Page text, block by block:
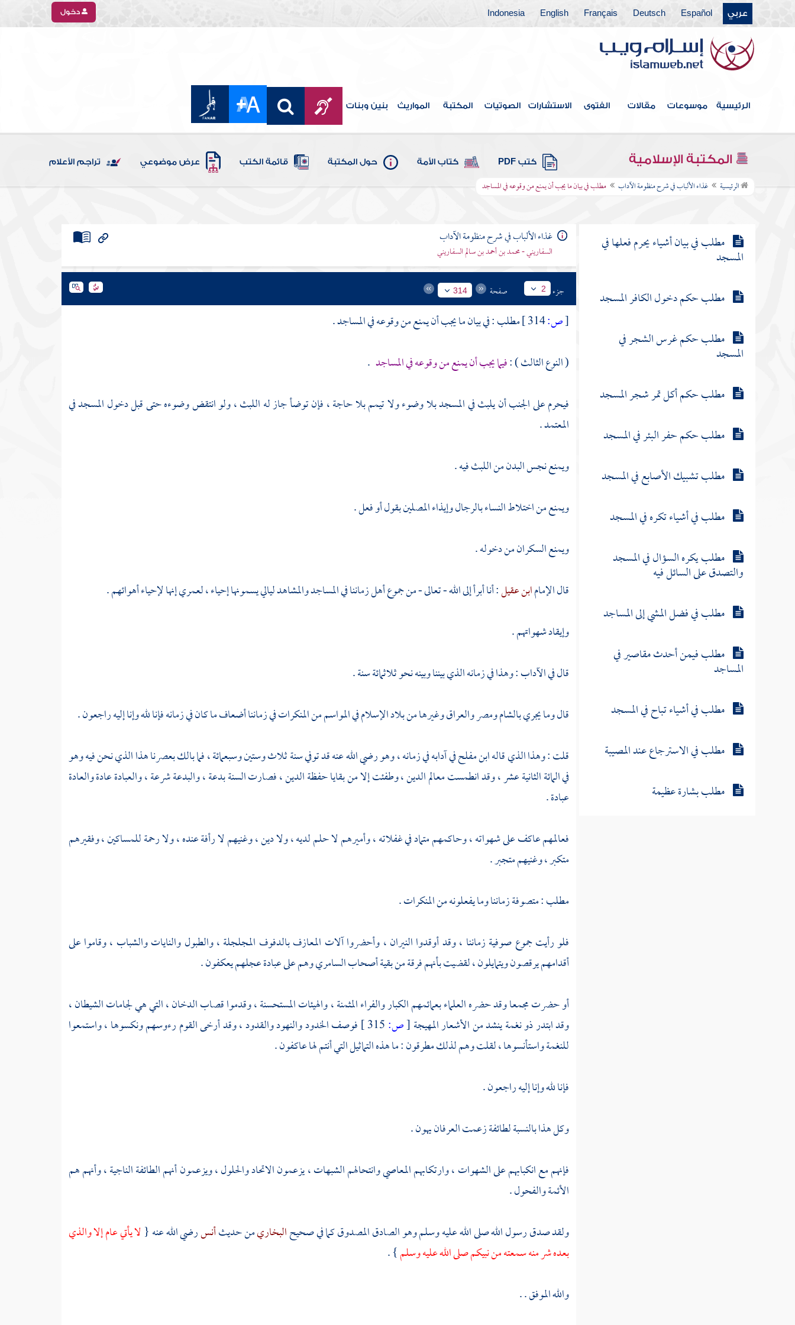
عربي Español
Deutsch
Français
English
Indonesia دخول
الرئيسية موسوعات مقالات الفتوى الاستشارات الصوتيات المكتبة المواريث بنين وبنات
المكتبة الإسلامية كتب PDF كتاب الأمة حول المكتبة قائمة الكتب عرض موضوعي تراجم الأعلام
الرئيسية غذاء الألباب في شرح منظومة الآداب مطلب في بيان ما يجب أن يمنع من وقوعه في المساجد
مطلب حكم النوم في المسجد
مطلب حكم إنشاد الشعر في المسجد
مطلب حكم زخرفة المسجد بذهب
أو فضة
مطلب في بيان ما يجب أن يمنع من
مطلب في بيان أشياء يحرم فعلها في
المسجد
مطلب حكم دخول الكافر المسجد
مطلب حكم غرس الشجر في
المسجد
مطلب حكم أكل تمر شجر المسجد
مطلب حكم حفر البئر في المسجد
مطلب تشبيك الأصابع في المسجد
مطلب في أشياء تكره في المسجد
مطلب يكره السؤال في المسجد
والتصدق على السائل فيه
مطلب في فضل المشي إلى المساجد
مطلب فيمن أحدث مقاصير في
المساجد
مطلب في أشياء تباح في المسجد
مطلب في الاسترجاع عند المصيبة
مطلب بشارة عظيمة
غذاء الألباب في شرح منظومة الآداب
السفاريني - محمد بن أحمد بن سالم السفاريني
جزء 2 صفحة 314
[ص:
مطلب : في بيان ما يجب أن يمنع من وقوعه في المساجد .
( النوع الثالث ) :فيما يجب أن يمنع من وقوعه في المساجد .
فيحرم على الجنب أن يلبث في المسجد بلا وضوء ولا تيمم بلا حاجة ، فإن توضأ جاز له اللبث ، ولو انتقض وضوءه حتى قبل دخول المسجد في
المعتمد .
ويمنع نجس البدن من اللبث فيه .
ويمنع من اختلاط النساء بالرجال وإيذاء المصلين بقول أو فعل .
ويمنع السكران من دخوله .
قال الإمامابن عقيل: أنا أبرأ إلى الله - تعالى - من جموع أهل زماننا في المساجد والمشاهد ليالي يسمونها إحياء ، لعمري إنها لإحياء أهوائهم .
وإيقاد شهواتهم .
قال في الآداب : وهذا في زمانه الذي بيننا وبينه نحو ثلاثمائة سنة .
قال وما يجريبالشامومصروالعراقوغيرها من بلاد الإسلام في المواسم من المنكرات في زماننا أضعاف ما كان في زمانه فإنا لله وإنا إليه راجعون .
قلت: وهذا الذي قالهابن مفلحفي آدابه في زمانه ، وهو رضي الله عنه قد توفي سنة ثلاث وستين وسبعمائة ، فما بالك بعصرنا هذا الذي نحن فيه وهو
في المائة الثانية عشر ، وقد انطمست معالم الدين ، وطفئت إلا من بقايا حفظة الدين ، فصارت السنة بدعة ، والبدعة شرعة ، والعبادة عادة والعادة
عبادة .
فعالمهم عاكف على شهواته ، وحاكمهم متماد في غفلاته ، وأميرهم لا حلم لديه ، ولا دين ، وغنيهم لا رأفة عنده ، ولا رحمة للمساكين ، وفقيرهم
متكبر ، وغنيهم متجبر .
مطلب : متصوفة زماننا وما يفعلونه من المنكرات .
فلو رأيت جموع صوفية زماننا ، وقد أوقدوا النيران ، وأحضروا آلات المعازف بالدفوف المجلجلة ، والطبول والنايات والشباب ، وقاموا على
أقدامهم يرقصون ويتمايلون ، لقضيت بأنهم فرقة من بقية أصحابالسامريوهم على عبادة عجلهم يعكفون .
أو حضرت مجمعا وقد حضره العلماء بعمائمهم الكبار والفراء المثمنة ، والهيئات المستحسنة ، وقدموا قصاب الدخان ، التي هي لجامات الشيطان ،
وقد ابتدر ذو نغمة ينشد من الأشعار المهيجة[ص:
فوصف الخدود والنهود والقدود ، وقد أرخى القوم رءوسهم ونكسوها ، واستمعوا
للنغمة واستأنسوها ، لقلت وهم لذلك مطرقون : ما هذه التماثيل التي أنتم لها عاكفون .
فإنا لله وإنا إليه راجعون .
وكل هذا بالنسبة لطائفة زعمت العرفان يهون .
فإنهم مع انكبابهم على الشهوات ، وارتكابهم المعاصي وانتحالهم الشبهات ، يزعمون الاتحاد والحلول ، ويزعمون أنهم الطائفة الناجية ، وأنهم هم
الأئمة والفحول .
ولقد صدق رسول الله صلى الله عليه وسلم وهو الصادق المصدوق كما في صحيحالبخاريمن حديثأنسرضي الله عنه {لا يأتي عام إلا والذي
بعده شر منه سمعته من نبيكم صلى الله عليه وسلم} .
والله الموفق . .